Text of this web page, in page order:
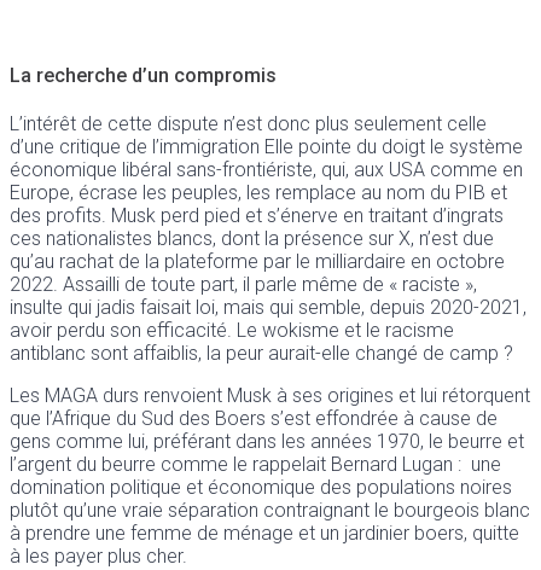
La recherche d’un compromis
L’intérêt de cette dispute n’est donc plus seulement celle
d’une critique de l’immigration Elle pointe du doigt le système
économique libéral sans-frontiériste, qui, aux USA comme en
Europe, écrase les peuples, les remplace au nom du PIB et
des profits. Musk perd pied et s’énerve en traitant d’ingrats
ces nationalistes blancs, dont la présence sur X, n’est due
qu’au rachat de la plateforme par le milliardaire en octobre
2022. Assailli de toute part, il parle même de « raciste »,
insulte qui jadis faisait loi, mais qui semble, depuis 2020-2021,
avoir perdu son efficacité. Le wokisme et le racisme
antiblanc sont affaiblis, la peur aurait-elle changé de camp ?
Les MAGA durs renvoient Musk à ses origines et lui rétorquent
que l’Afrique du Sud des Boers s’est effondrée à cause de
gens comme lui, préférant dans les années 1970, le beurre et
l’argent du beurre comme le rappelait Bernard Lugan : une
domination politique et économique des populations noires
plutôt qu’une vraie séparation contraignant le bourgeois blanc
à prendre une femme de ménage et un jardinier boers, quitte
à les payer plus cher.